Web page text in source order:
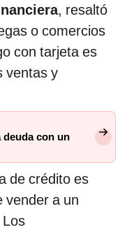
, resaltó
o comercios
con tarjeta es
ventas y
deuda con un
de crédito es
vender a un